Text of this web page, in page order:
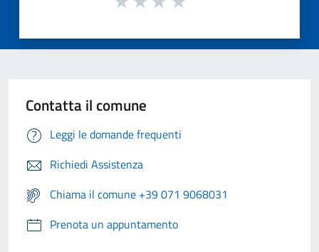
Contatta il comune
Leggi le domande frequenti
Richiedi Assistenza
Chiama il comune +39 071 9068031
Prenota un appuntamento